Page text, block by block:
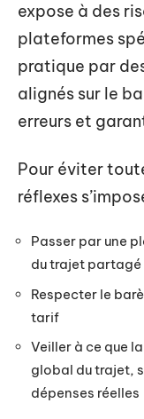
expose à des
plateformes
pratique par
alignés sur le
erreurs et
Pour éviter
réflexes
Passer par une
du trajet partagé
Respecter le
tarif
Veiller à ce que
global du trajet,
dépenses réelles